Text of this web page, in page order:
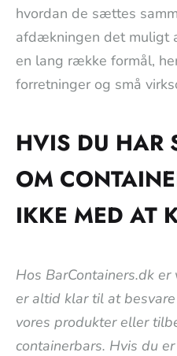
hvordan de sættes
afdækningen det muligt
en lang række formål,
forretninger og små
HVIS DU HAR
OM
IKKE MED AT
Hos BarContainers.dk
er altid klar til at
vores produkter eller
containerbars. Hvis du